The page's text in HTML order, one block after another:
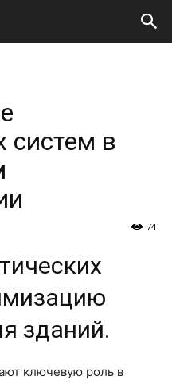
систем в
74
зданий.
ключевую роль в